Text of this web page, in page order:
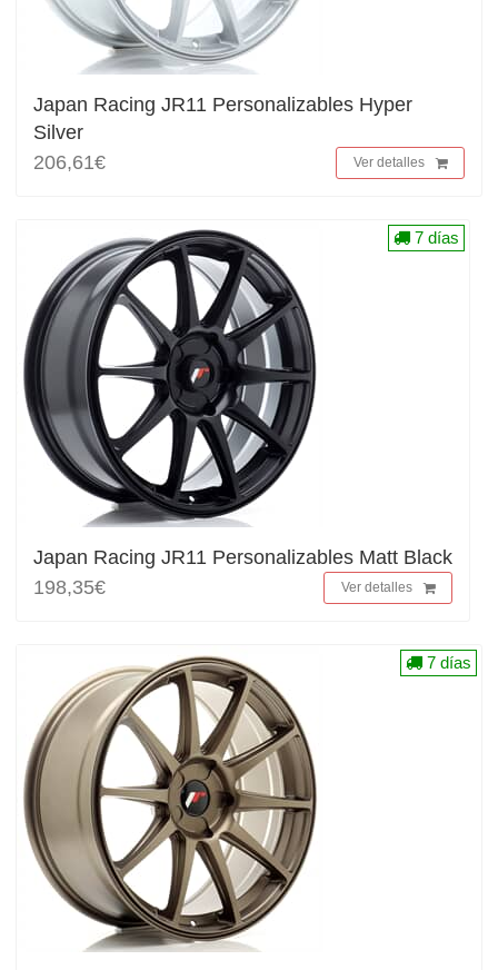
Japan Racing JR11 Personalizables Hyper
Silver
206,61€
Ver detalles
Japan Racing JR11 Personalizables Matt Black
198,35€
Ver detalles
7 días
7 días